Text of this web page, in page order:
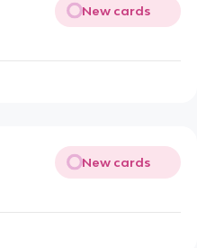
New cards
New cards